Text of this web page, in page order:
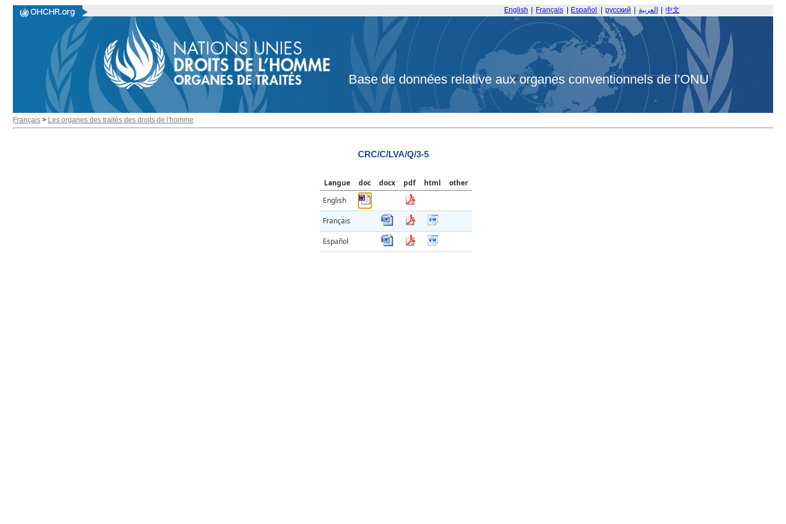
English Français Español русский العربية 中文
Base de données relative aux organes conventionnels de l’ONU
Français > Les organes des traités des droits de l'homme
CRC/C/LVA/Q/3-5
Langue doc docx pdf html
other
English
Français
Español